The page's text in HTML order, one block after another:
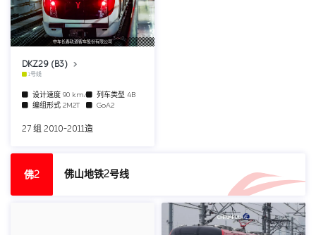
中车长春轨道客车股份有限公司
DKZ29 (B3)
1号线
设计速度 90 km/h 列车类型 4B
编组形式 2M2T GoA2
27 组 2010-2011造
佛2 佛山地铁2号线